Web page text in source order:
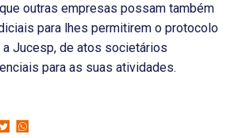
outras empresas possam também
para lhes permitirem o protocolo
Jucesp, de atos societários
para as suas atividades.